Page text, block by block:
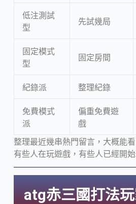
低注測試
型
先試幾局
固定模式
型
固定房間
紀錄派 整理紀錄
免費模式
派
偏重免費遊
戲
整理最近幾串熱門留言，大概能
有些人在玩遊戲，有些人已經開
atg赤三國打法